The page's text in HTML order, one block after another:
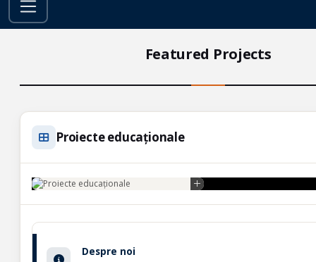
Featured Projects
Proiecte educaționale
Despre noi